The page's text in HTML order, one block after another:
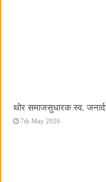
थोर समाजसुधारक स्व.
7th May 2026